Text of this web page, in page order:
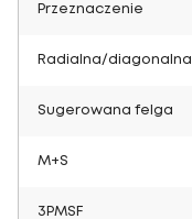
Przeznaczenie
Radialna/diagonalna
Sugerowana felga
M+S
3PMSF